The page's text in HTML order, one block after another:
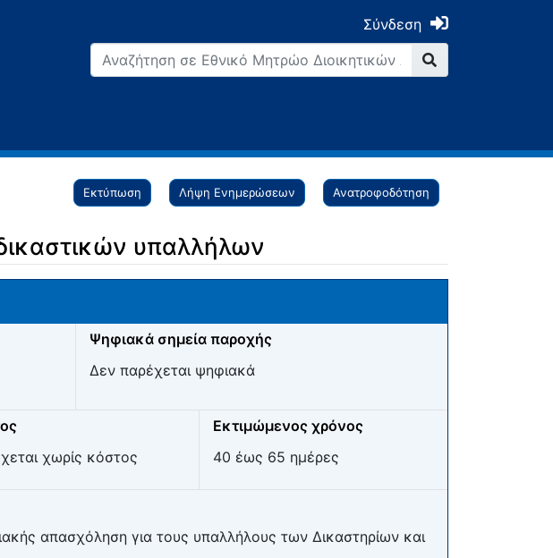
Σύνδεση
Εκτύπωση Λήψη Ενημερώσεων Ανατροφοδότηση
υπαλλήλων
Ψηφιακά σημεία παροχής
Δεν παρέχεται ψηφιακά
χωρίς κόστος
Εκτιμώμενος χρόνος
40 έως 65 ημέρες
απασχόληση για τους υπαλλήλους των Δικαστηρίων και